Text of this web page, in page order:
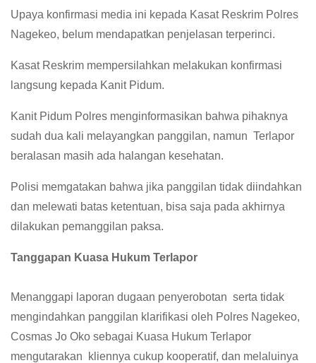
Upaya konfirmasi media ini kepada Kasat Reskrim Polres
Nagekeo, belum mendapatkan penjelasan terperinci.
Kasat Reskrim mempersilahkan melakukan konfirmasi
langsung kepada Kanit Pidum.
Kanit Pidum Polres menginformasikan bahwa pihaknya
sudah dua kali melayangkan panggilan, namun Terlapor
beralasan masih ada halangan kesehatan.
Polisi memgatakan bahwa jika panggilan tidak diindahkan
dan melewati batas ketentuan, bisa saja pada akhirnya
dilakukan pemanggilan paksa.
Tanggapan Kuasa Hukum Terlapor
‎Menanggapi laporan dugaan penyerobotan serta tidak
mengindahkan panggilan klarifikasi oleh Polres Nagekeo,
Cosmas Jo Oko sebagai Kuasa Hukum Terlapor
mengutarakan kliennya cukup kooperatif, dan melaluinya